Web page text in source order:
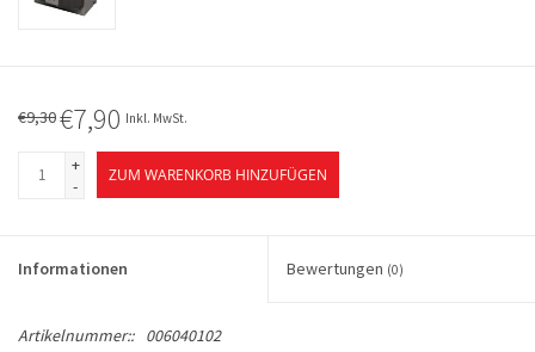
€9,30€7,90 Inkl. MwSt.
+
-
ZUM WARENKORB HINZUFÜGEN
Informationen Bewertungen (0)
Artikelnummer::
006040102